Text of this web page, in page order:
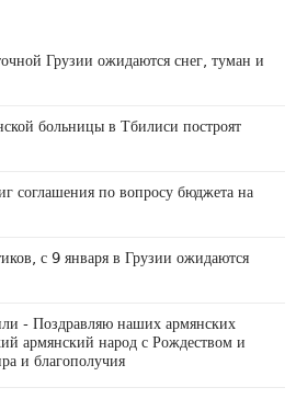
Грузии ожидаются снег, туман и
больницы в Тбилиси построят
соглашения по вопросу бюджета на
с 9 января в Грузии ожидаются
- Поздравляю наших армянских
армянский народ с Рождеством и
и благополучия